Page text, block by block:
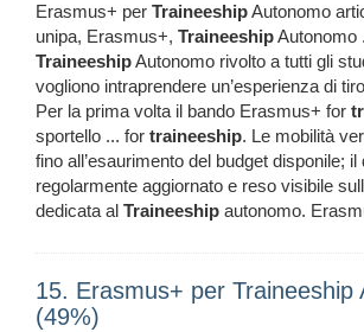
Erasmus+ per TraineeshipAutonomo
unipa, Erasmus+, TraineeshipAutonomo
TraineeshipAutonomo rivolto a tutti gli
vogliono intraprendere un’esperienza di
Per la prima volta il bando Erasmus+ for
sportello ... for traineeship. Le mobilità
fino all’esaurimento del budget disponile; il
regolarmente aggiornato e reso visibile
dedicata al Traineeship autonomo.
15. Erasmus+ per Traineeship
(49%)